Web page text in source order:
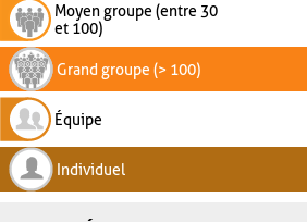
Moyen groupe (entre 30
et 100)
Grand groupe (> 100)
Équipe
Individuel